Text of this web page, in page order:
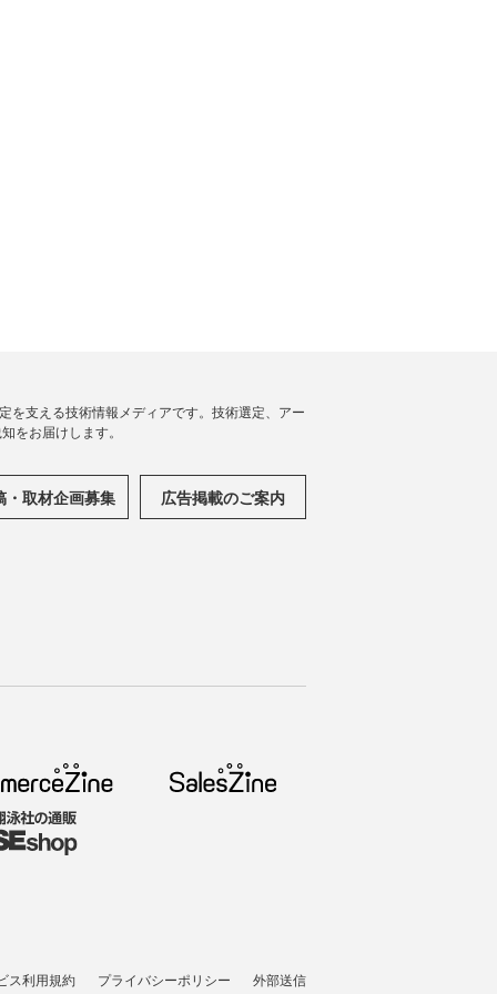
を支える技術情報メディアです。技術選定、アー
をお届けします。
・取材企画募集 広告掲載のご案内
ス利用規約 プライバシーポリシー 外部送信